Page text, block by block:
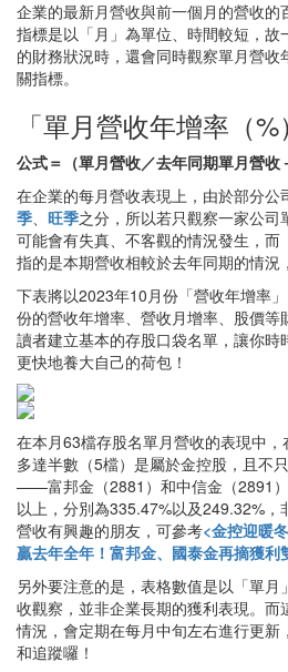
企業的最新月營收與前一個月的營收
指標是以「月」為單位、時間較短，
的財務狀況時，還會同時觀察單月營
關指標。
「單月營收年增率（
公式＝（單月營收／去年同期單月營收
在企業的每月營收表現上，由於部分公
季
旺季之分，所以若只觀察一家公
可能會有失真、不客觀的情況發生，而
指的是本期營收相較於去年同期的情況
下表將以2023年10月份「營收年增率
份的營收年增率、營收月增率、股價等
讀者建立基本的存股口袋名單，讓你時
更快地養大自己的荷包！
在本月63檔存股名單月營收的表現中
多達半數（5檔）是屬於金控股，且不
——富邦金（2881）和中信金（2891
以上，分別為335.47%以及249.32%
營收有興趣的朋友，可參考<金控迎暖
贏去年全年！富邦金、國泰金再摘獲利
另外要注意的是，表格數值是以「單
收觀察，並非企業長期的獲利表現。而
情況，會定期在每月中旬左右進行更
和追蹤囉！